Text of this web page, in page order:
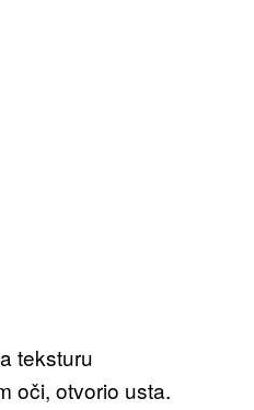
teksturu
oči, otvorio usta.